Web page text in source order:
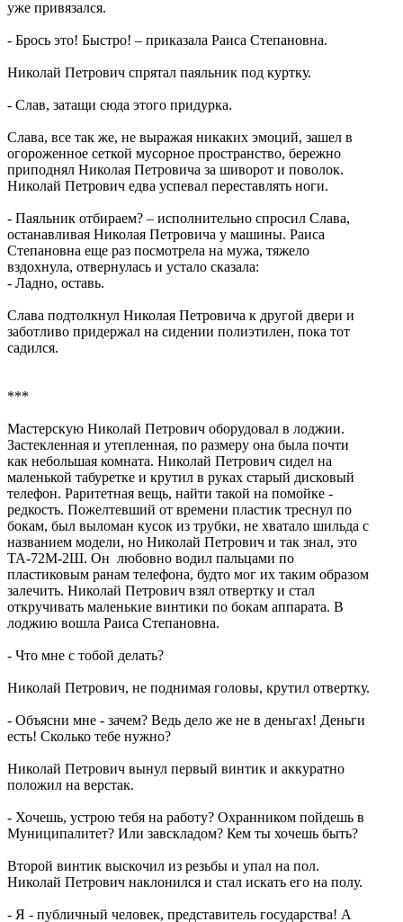
уже привязался.
- Брось это! Быстро! – приказала Раиса Степановна.
Николай Петрович спрятал паяльник под куртку.
- Слав, затащи сюда этого придурка.
Слава, все так же, не выражая никаких эмоций, зашел в
огороженное сеткой мусорное пространство, бережно
приподнял Николая Петровича за шиворот и поволок.
Николай Петрович едва успевал переставлять ноги.
- Паяльник отбираем? – исполнительно спросил Слава,
останавливая Николая Петровича у машины. Раиса
Степановна еще раз посмотрела на мужа, тяжело
вздохнула, отвернулась и устало сказала:
- Ладно, оставь.
Слава подтолкнул Николая Петровича к другой двери и
заботливо придержал на сидении полиэтилен, пока тот
садился.
***
Мастерскую Николай Петрович оборудовал в лоджии.
Застекленная и утепленная, по размеру она была почти
как небольшая комната. Николай Петрович сидел на
маленькой табуретке и крутил в руках старый дисковый
телефон. Раритетная вещь, найти такой на помойке -
редкость. Пожелтевший от времени пластик треснул по
бокам, был выломан кусок из трубки, не хватало шильда с
названием модели, но Николай Петрович и так знал, это
ТА-72М-2Ш. Он любовно водил пальцами по
пластиковым ранам телефона, будто мог их таким образом
залечить. Николай Петрович взял отвертку и стал
откручивать маленькие винтики по бокам аппарата. В
лоджию вошла Раиса Степановна.
- Что мне с тобой делать?
Николай Петрович, не поднимая головы, крутил отвертку.
- Объясни мне - зачем? Ведь дело же не в деньгах! Деньги
есть! Сколько тебе нужно?
Николай Петрович вынул первый винтик и аккуратно
положил на верстак.
- Хочешь, устрою тебя на работу? Охранником пойдешь в
Муниципалитет? Или завскладом? Кем ты хочешь быть?
Второй винтик выскочил из резьбы и упал на пол.
Николай Петрович наклонился и стал искать его на полу.
- Я - публичный человек, представитель государства! А